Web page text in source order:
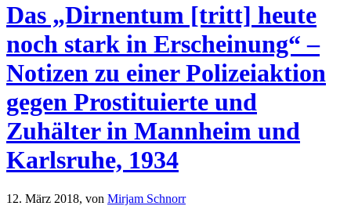
Das „Dirnentum [tritt] heute
noch stark in Erscheinung“ –
Notizen zu einer Polizeiaktion
gegen Prostituierte und
Zuhälter in Mannheim und
Karlsruhe, 1934
12. März 2018, von Mirjam Schnorr